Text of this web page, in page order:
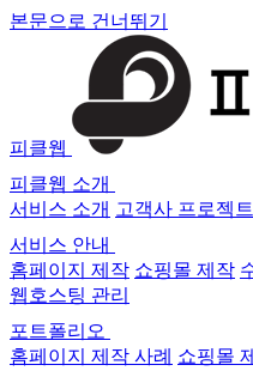
본문으로 건너뛰기
피클웹
피클웹 소개
서비스 소개 고객사 프로젝트
서비스 안내
홈페이지 제작 쇼핑몰 제작
웹호스팅 관리
포트폴리오
홈페이지 제작 사례 쇼핑몰